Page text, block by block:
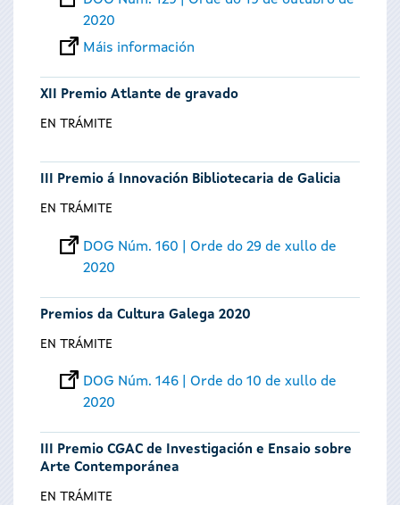
2020
Máis información
XII Premio Atlante de gravado
EN TRÁMITE
III Premio á Innovación Bibliotecaria de Galicia
EN TRÁMITE
DOG Núm. 160 | Orde do 29 de xullo de
2020
Premios da Cultura Galega 2020
EN TRÁMITE
DOG Núm. 146 | Orde do 10 de xullo de
2020
III Premio CGAC de Investigación e Ensaio sobre
Arte Contemporánea
EN TRÁMITE